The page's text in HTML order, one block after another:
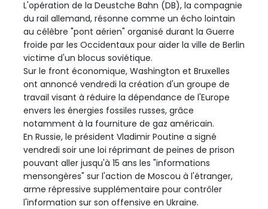
L'opération de la Deustche Bahn (DB), la compagnie
du rail allemand, résonne comme un écho lointain
au célèbre "pont aérien" organisé durant la Guerre
froide par les Occidentaux pour aider la ville de Berlin
victime d'un blocus soviétique.
Sur le front économique, Washington et Bruxelles
ont annoncé vendredi la création d'un groupe de
travail visant à réduire la dépendance de l'Europe
envers les énergies fossiles russes, grâce
notamment à la fourniture de gaz américain.
En Russie, le président Vladimir Poutine a signé
vendredi soir une loi réprimant de peines de prison
pouvant aller jusqu'à 15 ans les "informations
mensongères" sur l'action de Moscou à l'étranger,
arme répressive supplémentaire pour contrôler
l'information sur son offensive en Ukraine.